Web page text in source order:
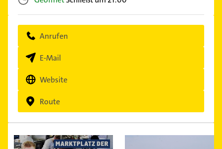
Anrufen
E-Mail
Website
Route